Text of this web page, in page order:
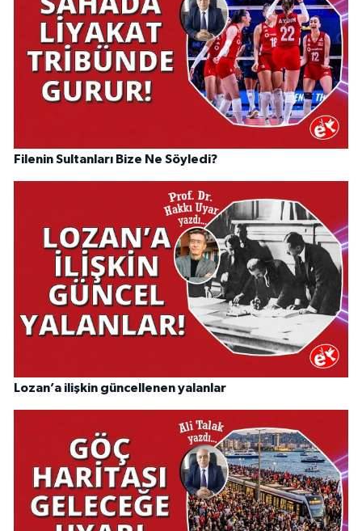
Filenin Sultanları Bize Ne Söyledi?
Lozan’a ilişkin güncellenen yalanlar